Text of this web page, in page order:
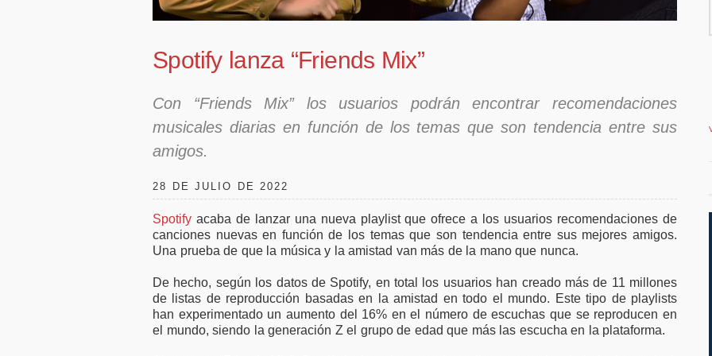
Spotify lanza “Friends Mix”
Con “Friends Mix” los usuarios podrán encontrar recomendaciones
musicales diarias en función de los temas que son tendencia entre sus
amigos.
28 DE JULIO DE 2022
Spotify acaba de lanzar una nueva playlist que ofrece a los usuarios recomendaciones de
canciones nuevas en función de los temas que son tendencia entre sus mejores amigos.
Una prueba de que la música y la amistad van más de la mano que nunca.
De hecho, según los datos de Spotify, en total los usuarios han creado más de 11 millones
de listas de reproducción basadas en la amistad en todo el mundo. Este tipo de playlists
han experimentado un aumento del 16% en el número de escuchas que se reproducen en
el mundo, siendo la generación Z el grupo de edad que más las escucha en la plataforma.
50.000 millones en
empresas y pymes
favor de ampliar el
vivienda en la costa